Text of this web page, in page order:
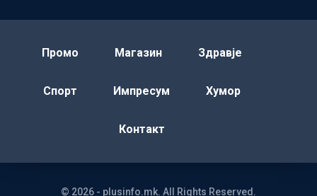
Промо Магазин Здравје
Спорт Импресум Хумор
Контакт
© 2026 - plusinfo.mk. All Rights Reserved.